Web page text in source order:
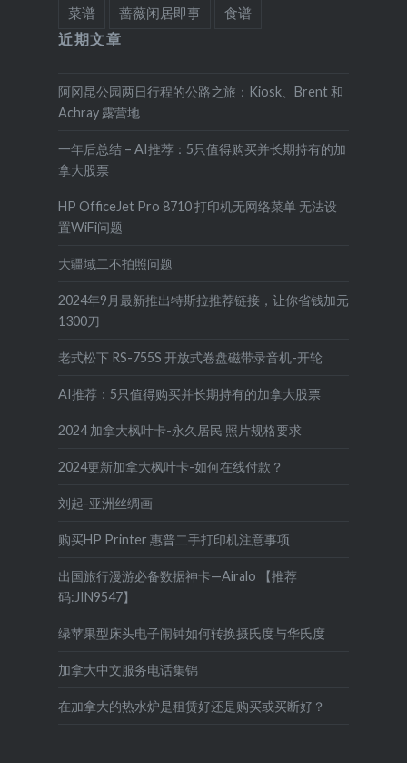
菜谱 蔷薇闲居即事 食谱
近期文章
阿冈昆公园两日行程的公路之旅：Kiosk、Brent 和
Achray 露营地
一年后总结 – AI推荐：5只值得购买并长期持有的加
拿大股票
HP OfficeJet Pro 8710 打印机无网络菜单 无法设
置WiFi问题
大疆域二不拍照问题
2024年9月最新推出特斯拉推荐链接，让你省钱加元
1300刀
老式松下 RS-755S 开放式卷盘磁带录音机-开轮
AI推荐：5只值得购买并长期持有的加拿大股票
2024 加拿大枫叶卡-永久居民 照片规格要求
2024更新加拿大枫叶卡-如何在线付款？
刘起-亚洲丝绸画
购买HP Printer 惠普二手打印机注意事项
出国旅行漫游必备数据神卡—Airalo 【推荐
码:JIN9547】
绿苹果型床头电子闹钟如何转换摄氏度与华氏度
加拿大中文服务电话集锦
在加拿大的热水炉是租赁好还是购买或买断好？